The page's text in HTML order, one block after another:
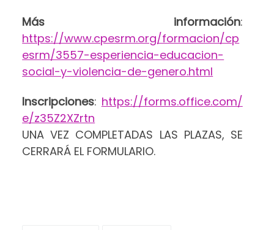
Más información:
https://www.cpesrm.org/formacion/cp
esrm/3557-esperiencia-educacion-
social-y-violencia-de-genero.html
Inscripciones: https://forms.office.com/
e/z35Z2XZrtn
UNA VEZ COMPLETADAS LAS PLAZAS, SE
CERRARÁ EL FORMULARIO.